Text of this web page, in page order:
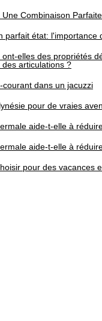
Combinaison
parfait état:
elles des propriétés
articulations ?
dans un jacuzzi
pour de vraies
aide-t-elle à
aide-t-elle à
pour des vacances